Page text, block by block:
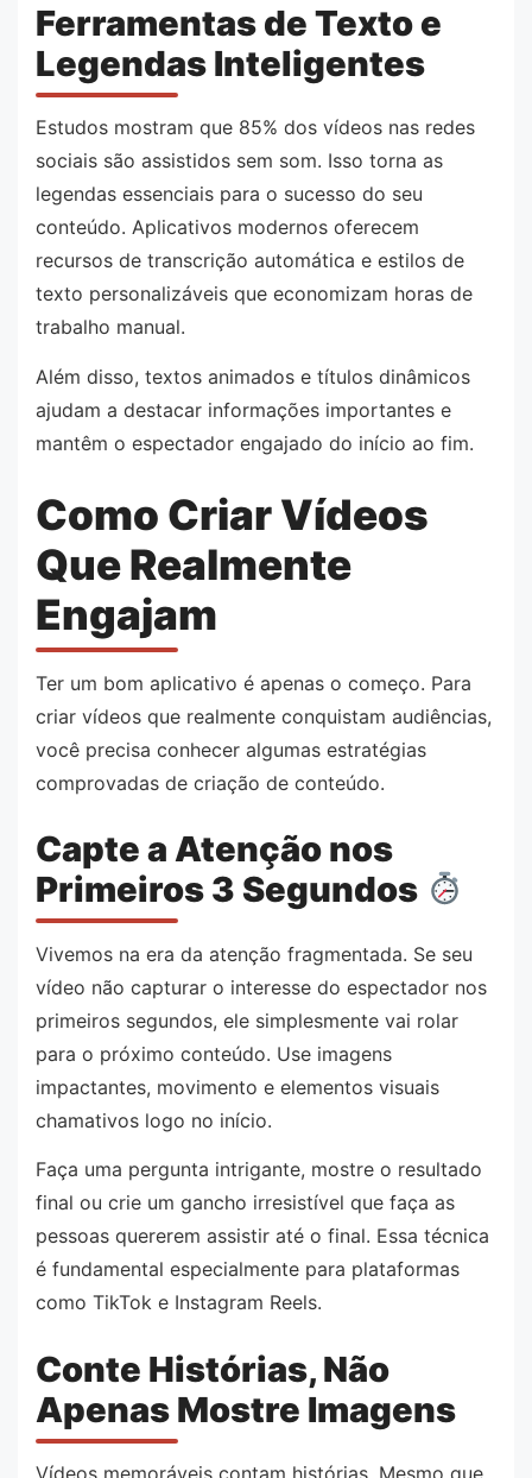
Ferramentas de Texto e
Legendas Inteligentes
Estudos mostram que 85% dos vídeos nas redes
sociais são assistidos sem som. Isso torna as
legendas essenciais para o sucesso do seu
conteúdo. Aplicativos modernos oferecem
recursos de transcrição automática e estilos de
texto personalizáveis que economizam horas de
trabalho manual.
Além disso, textos animados e títulos dinâmicos
ajudam a destacar informações importantes e
mantêm o espectador engajado do início ao fim.
Como Criar Vídeos
Que Realmente
Engajam
Ter um bom aplicativo é apenas o começo. Para
criar vídeos que realmente conquistam audiências,
você precisa conhecer algumas estratégias
comprovadas de criação de conteúdo.
Capte a Atenção nos
Primeiros 3 Segundos
Vivemos na era da atenção fragmentada. Se seu
vídeo não capturar o interesse do espectador nos
primeiros segundos, ele simplesmente vai rolar
para o próximo conteúdo. Use imagens
impactantes, movimento e elementos visuais
chamativos logo no início.
Faça uma pergunta intrigante, mostre o resultado
final ou crie um gancho irresistível que faça as
pessoas quererem assistir até o final. Essa técnica
é fundamental especialmente para plataformas
como TikTok e Instagram Reels.
Conte Histórias, Não
Apenas Mostre Imagens